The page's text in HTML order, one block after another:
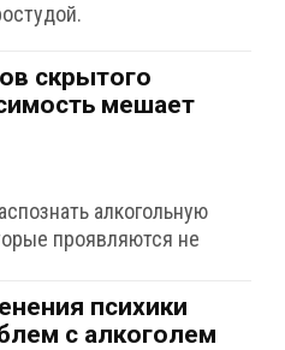
скрытого
мешает
алкогольную
проявляются не
психики
с алкоголем